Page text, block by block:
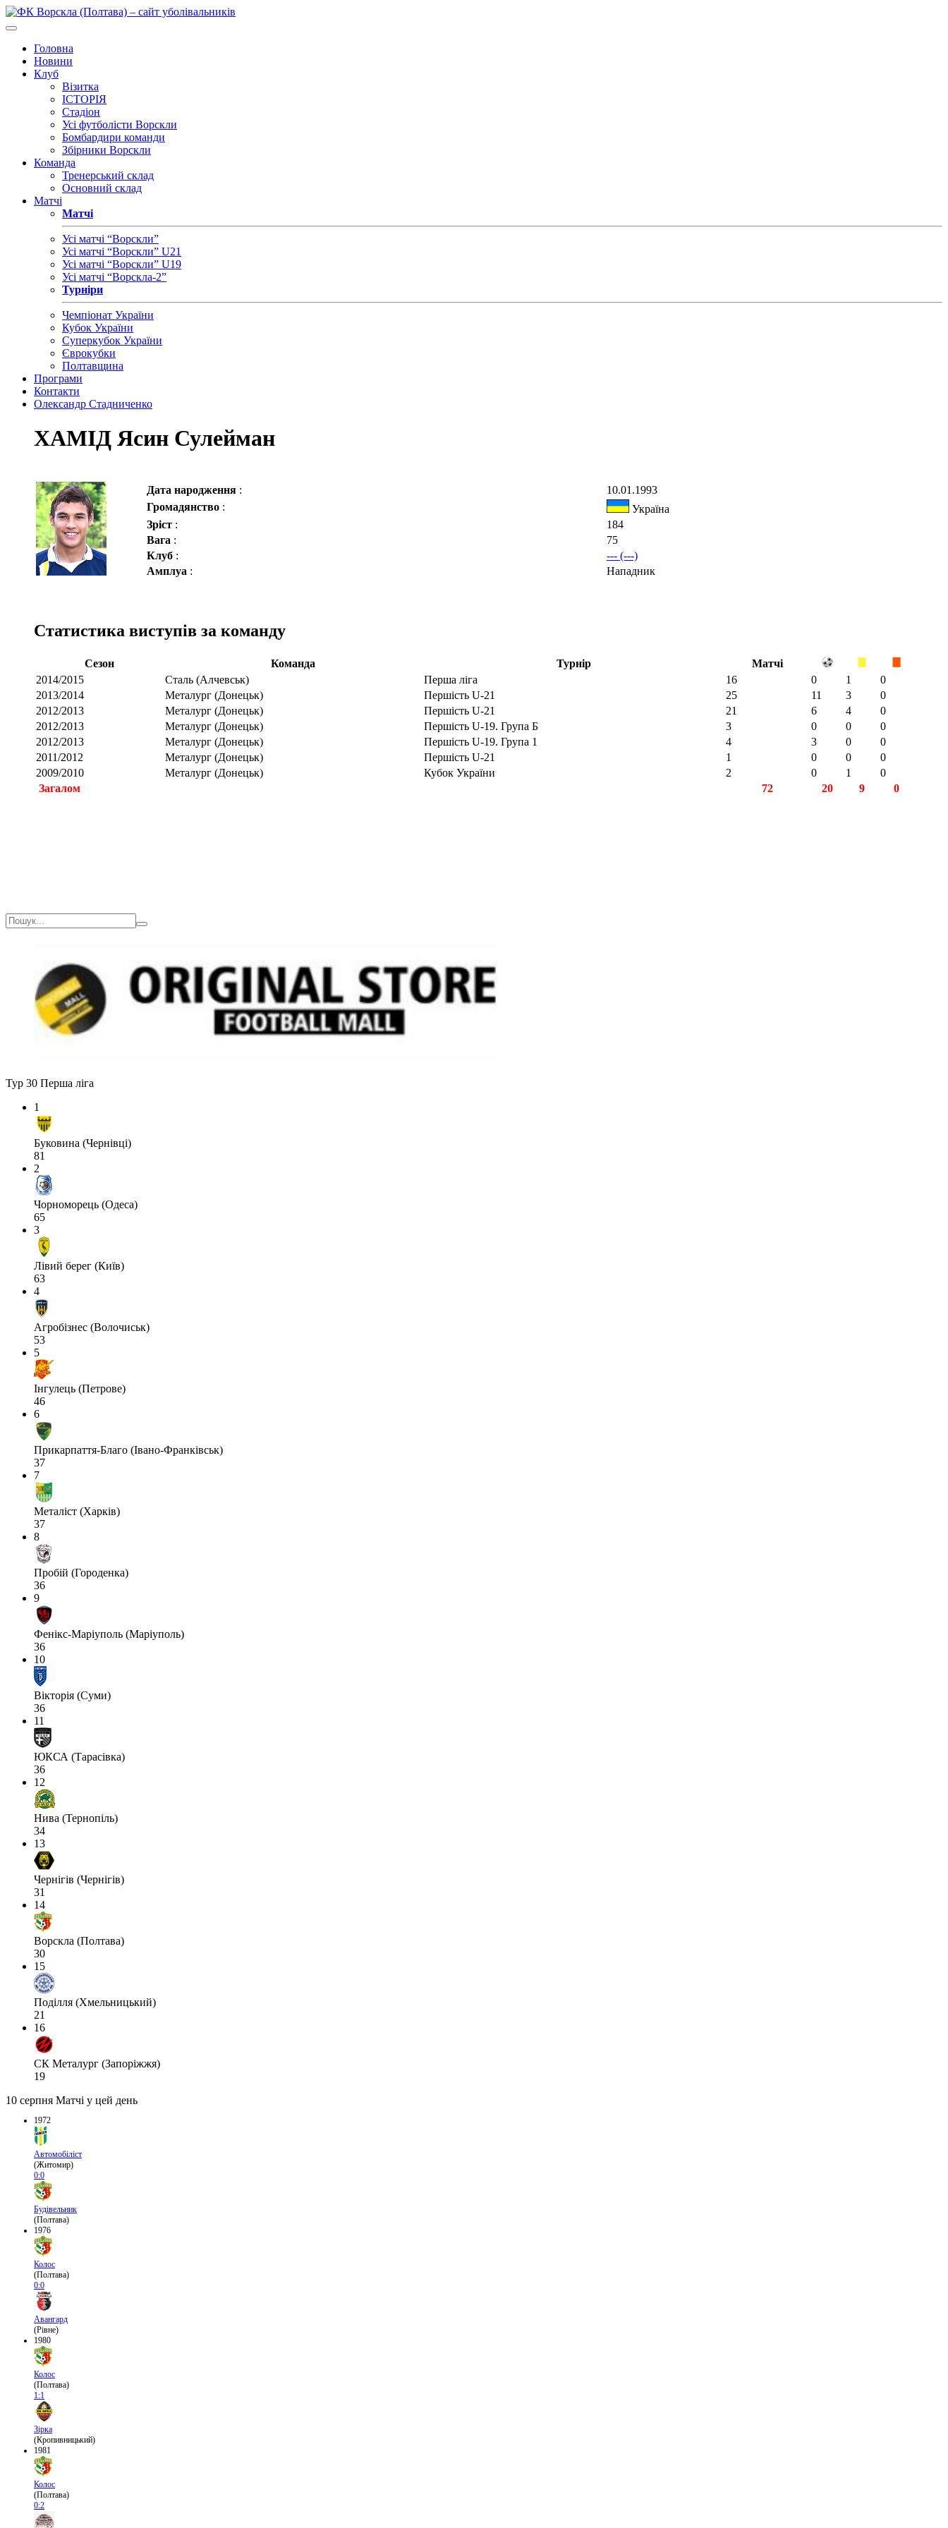
Головна
Новини
Клуб
Візитка
ІСТОРІЯ
Стадіон
Усі футболісти Ворскли
Бомбардири команди
Збірники Ворскли
Команда
Тренерський склад
Основний склад
Матчі
Матчі
Усі матчі “Ворскли”
Усі матчі “Ворскли” U21
Усі матчі “Ворскли” U19
Усі матчі “Ворскла-2”
Турніри
Чемпіонат України
Кубок України
Суперкубок України
Єврокубки
Полтавщина
Програми
Контакти
Олександр Стадниченко
ХАМІД Ясин Сулейман
Дата народження :
10.01.1993
Громадянство :
Україна
Зріст :
184
Вага :
75
Клуб :
--- (---)
Амплуа : Нападник
Статистика виступів за команду
Сезон Команда Турнір
Матчі
2014/2015
Сталь (Алчевськ) Перша ліга 16 0 1
0
2013/2014
Металург (Донецьк) Першість U-21 25 11 3
0
2012/2013
Металург (Донецьк) Першість U-21 21 6 4
0
2012/2013
Металург (Донецьк) Першість U-19. Група Б 3 0 0
0
2012/2013
Металург (Донецьк) Першість U-19. Група 1 4 3 0
0
2011/2012
Металург (Донецьк) Першість U-21 1 0 0
0
2009/2010
Металург (Донецьк) Кубок України 2 0 1
0
Загалом
72 20 9 0
Тур 30 Перша ліга
1
Буковина (Чернівці)
81
2
Чорноморець (Одеса)
65
3
Лівий берег (Київ)
63
4
Агробізнес (Волочиськ)
53
5
Інгулець (Петрове)
46
6
Прикарпаття-Благо (Івано-Франківськ)
37
7
Металіст (Харків)
37
8
Пробій (Городенка)
36
9
Фенікс-Маріуполь (Маріуполь)
36
10
Вікторія (Суми)
36
11
ЮКСА (Тарасівка)
36
12
Нива (Тернопіль)
34
13
Чернігів (Чернігів)
31
14
Ворскла (Полтава)
30
15
Поділля (Хмельницький)
21
16
СК Металург (Запоріжжя)
19
10 серпня Матчі у цей день
1972
Автомобіліст
(Житомир)
0:0
Будівельник
(Полтава)
1976
Колос
(Полтава)
0:0
Авангард
(Рівне)
1980
Колос
(Полтава)
1:1
Зірка
(Кропивницький)
1981
Колос
(Полтава)
0:2